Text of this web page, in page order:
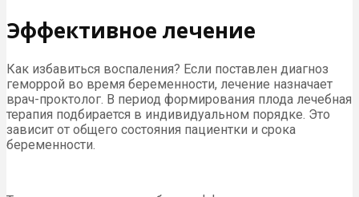
Эффективное лечение
Как избавиться воспаления? Если поставлен диагноз
геморрой во время беременности, лечение назначает
врач-проктолог. В период формирования плода лечебная
терапия подбирается в индивидуальном порядке. Это
зависит от общего состояния пациентки и срока
беременности.